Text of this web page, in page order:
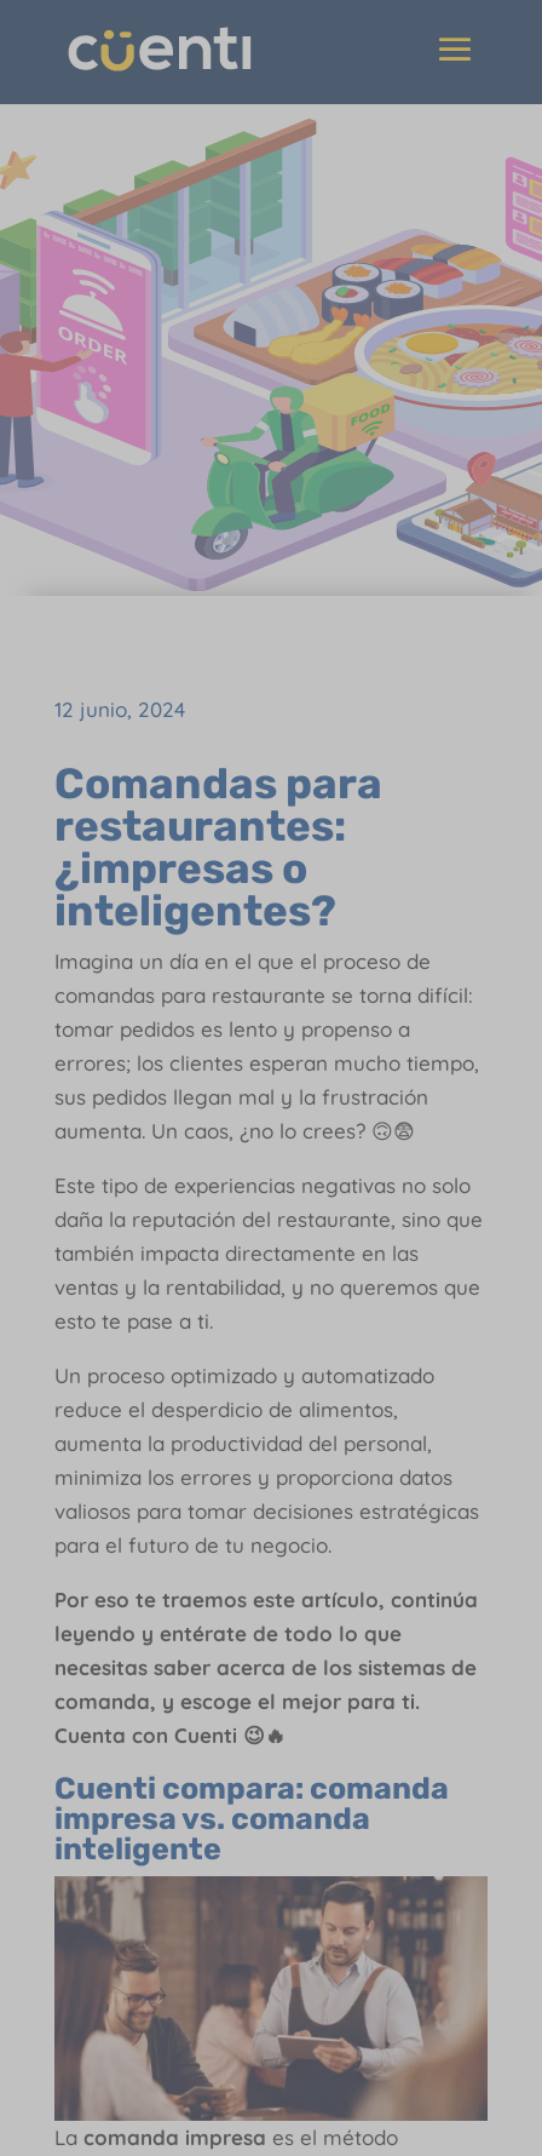
12 junio, 2024
Comandas para
restaurantes:
¿impresas o
inteligentes?
Imagina un día en el que el proceso de
comandas para restaurante se torna difícil:
tomar pedidos es lento y propenso a
errores; los clientes esperan mucho tiempo,
sus pedidos llegan mal y la frustración
aumenta. Un caos, ¿no lo crees? 🙃😨
Este tipo de experiencias negativas no solo
daña la reputación del restaurante, sino que
también impacta directamente en las
ventas y la rentabilidad, y no queremos que
esto te pase a ti.
Un proceso optimizado y automatizado
reduce el desperdicio de alimentos,
aumenta la productividad del personal,
minimiza los errores y proporciona datos
valiosos para tomar decisiones estratégicas
para el futuro de tu negocio.
Por eso te traemos este artículo, continúa
leyendo y entérate de todo lo que
necesitas saber acerca de los sistemas de
comanda, y escoge el mejor para ti.
Cuenta con Cuenti 😉🔥
Cuenti compara: comanda
impresa vs. comanda
inteligente
La comanda impresa es el método